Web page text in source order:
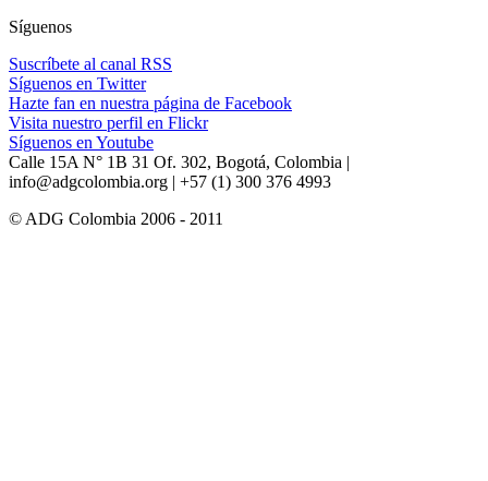
Síguenos
Suscríbete al canal RSS
Síguenos en Twitter
Hazte fan en nuestra página de Facebook
Visita nuestro perfil en Flickr
Síguenos en Youtube
Calle 15A N° 1B 31 Of. 302, Bogotá, Colombia |
info@adgcolombia.org | +57 (1) 300 376 4993
© ADG Colombia 2006 - 2011